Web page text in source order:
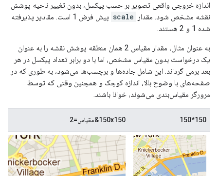
اندازه خروجی واقعی تصویر بر حسب پیکسل، بدون تغییر ناحیه پوشش
نقشه مشخص شود. مقدار
scale
پیش فرض 1 است. مقادیر پذیرفته
شده 1 و 2 هستند.
به عنوان مثال، مقدار مقیاس 2 همان منطقه پوشش نقشه را به عنوان
یک درخواست بدون مقیاس مشخص، اما با دو برابر تعداد پیکسل در هر
بعد برمی گرداند. این شامل جاده‌ها و برچسب‌ها می‌شود، به طوری که در
صفحه‌های با وضوح بالا، اندازه کوچک و همچنین وقتی که توسط
مرورگر مقیاس‌بندی می‌شوند، خوانا باشند.
150*150 150x150&مقیاس=2